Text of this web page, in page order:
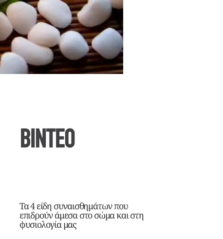
ΒΙΝΤΕΟ
Τα 4 είδη συναισθημάτων που
επιδρούν άμεσα στο σώμα και στη
φυσιολογία μας